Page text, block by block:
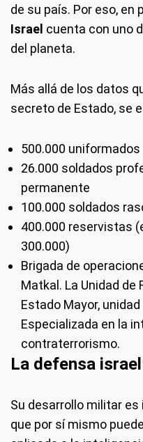
de su país. Por eso, en
Israel cuenta con uno
del planeta.
Más allá de los datos
secreto de Estado, se
500.000 uniformados
26.000 soldados
permanente
100.000 soldados
400.000 reservistas
300.000)
Brigada de
Matkal. La Unidad de
Estado Mayor,
Especializada en la
contraterrorismo.
La defensa
Su desarrollo militar
que por sí mismo